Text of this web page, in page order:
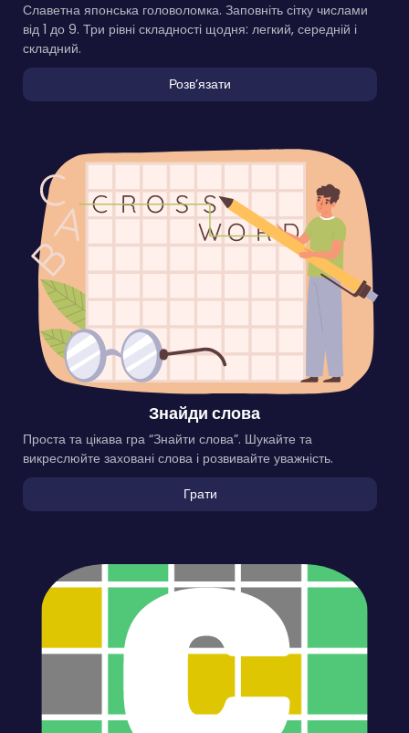
Славетна японська головоломка. Заповніть сітку числами
від 1 до 9. Три рівні складності щодня: легкий, середній і
складний.
Розвʼязати
Знайди слова
Проста та цікава гра “Знайти слова”. Шукайте та
викреслюйте заховані слова і розвивайте уважність.
Грати